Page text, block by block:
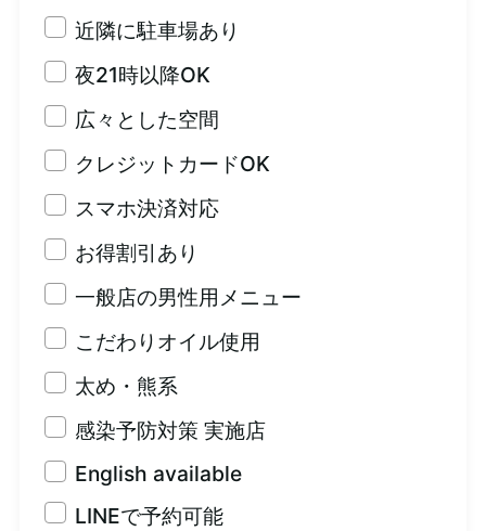
近隣に駐車場あり
夜21時以降OK
広々とした空間
クレジットカードOK
スマホ決済対応
お得割引あり
一般店の男性用メニュー
こだわりオイル使用
太め・熊系
感染予防対策 実施店
English available
LINEで予約可能